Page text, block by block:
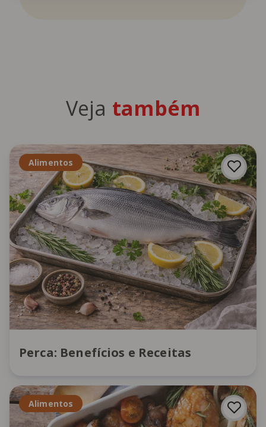
Veja também
Alimentos
Perca: Benefícios e Receitas
Alimentos